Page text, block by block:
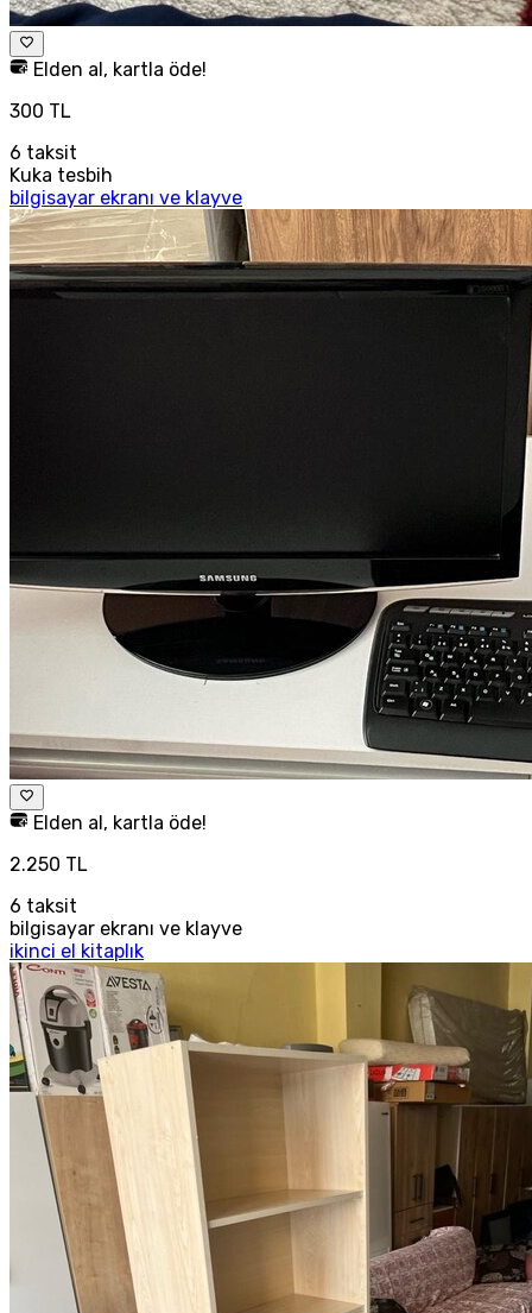
Elden al, kartla öde!
300 TL
6 taksit
Kuka tesbih
bilgisayar ekranı ve klayve
Elden al, kartla öde!
2.250 TL
6 taksit
bilgisayar ekranı ve klayve
ikinci el kitaplık